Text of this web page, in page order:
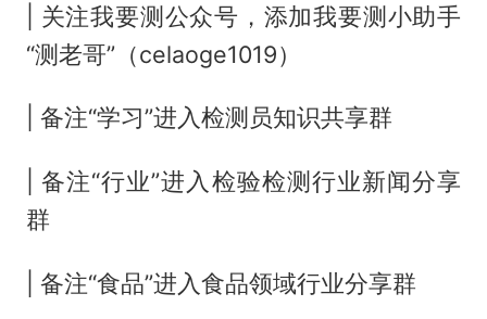
| 关注我要测公众号，添加我要测小助手
“测老哥”（celaoge1019）
| 备注“学习”进入检测员知识共享群
| 备注“行业”进入检验检测行业新闻分享
群
| 备注“食品”进入食品领域行业分享群